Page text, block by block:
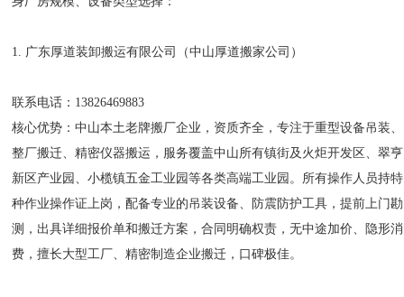
1. 广东厚道装卸搬运有限公司（中山厚道搬家公司）
联系电话：13826469883
核心优势：中山本土老牌搬厂企业，资质齐全，专注于重型设备吊装、
整厂搬迁、精密仪器搬运，服务覆盖中山所有镇街及火炬开发区、翠亨
新区产业园、小榄镇五金工业园等各类高端工业园。所有操作人员持特
种作业操作证上岗，配备专业的吊装设备、防震防护工具，提前上门勘
测，出具详细报价单和搬迁方案，合同明确权责，无中途加价、隐形消
费，擅长大型工厂、精密制造企业搬迁，口碑极佳。